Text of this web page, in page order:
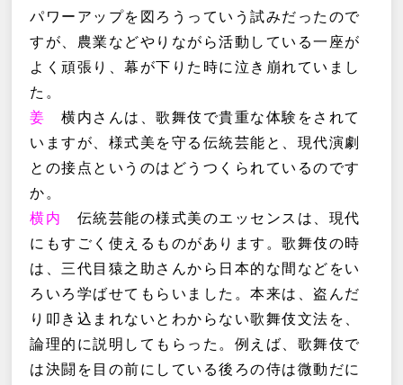
パワーアップを図ろうっていう試みだったので
すが、農業などやりながら活動している一座が
よく頑張り、幕が下りた時に泣き崩れていまし
た。
姜
横内さんは、歌舞伎で貴重な体験をされて
いますが、様式美を守る伝統芸能と、現代演劇
との接点というのはどうつくられているのです
か。
横内 伝統芸能の様式美のエッセンスは、現代
にもすごく使えるものがあります。歌舞伎の時
は、三代目猿之助さんから日本的な間などをい
ろいろ学ばせてもらいました。本来は、盗んだ
り叩き込まれないとわからない歌舞伎文法を、
論理的に説明してもらった。例えば、歌舞伎で
は決闘を目の前にしている後ろの侍は微動だに